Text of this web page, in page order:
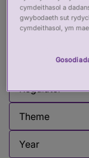
Filter by
cymdeithasol a
gwybodaeth sut
cymdeithasol, ym